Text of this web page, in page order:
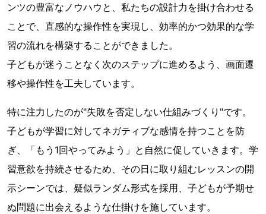
ンツの豊富なノウハウと、私たちの設計力を掛け合わせる
ことで、直感的な操作性を実現し、効率的かつ効果的な学
習の流れを構築することができました。
子どもが迷うことなく次のステップに進めるよう、画面遷
移や操作性を工夫しています。
特に注力したのが"失敗を否定しない仕組みづくり"です。
子どもが学習に対してネガティブな感情を持つことを防
ぎ、「もう1回やってみよう」と自然に促していきます。学
習意欲を持続させるため、その日に取り組むレッスンの開
示シーンでは、疑似ランダム形式を採用、子どもが予期せ
ぬ問題に出会えるような仕掛けを施しています。